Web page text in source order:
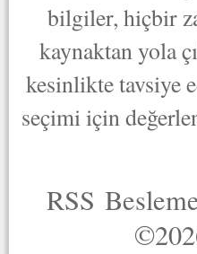
bilgiler, hiçbir
kaynaktan yola
kesinlikte tavsiye
seçimi için
RSS